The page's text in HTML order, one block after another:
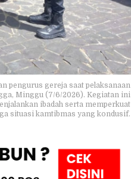
pengurus gereja saat pelaksanaan
Minggu (7/6/2026). Kegiatan ini
ibadah serta memperkuat
situasi kamtibmas yang kondusif.